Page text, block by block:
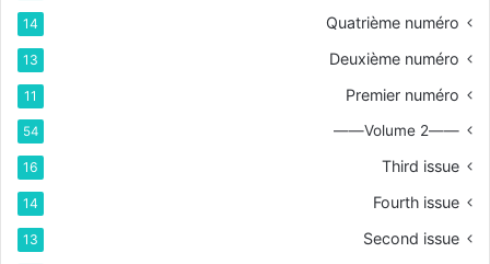
Quatrième numéro
14
Deuxième numéro
13
Premier numéro
11
——Volume 2——
54
Third issue
16
Fourth issue
14
Second issue
13